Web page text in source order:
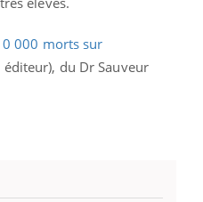
000 morts sur
du Dr Sauveur